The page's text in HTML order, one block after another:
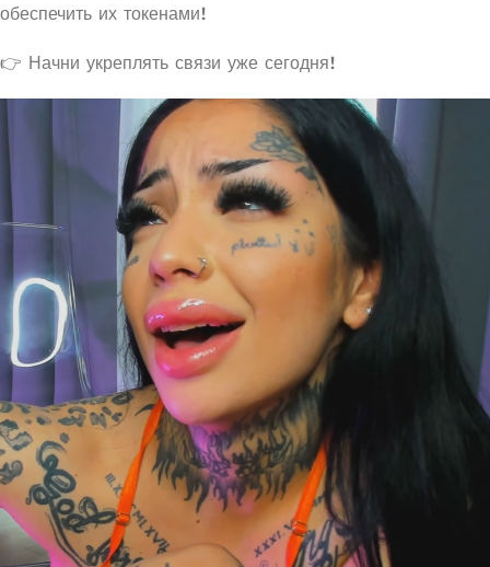
обеспечить их токенами!
👉 Начни укреплять связи уже сегодня!